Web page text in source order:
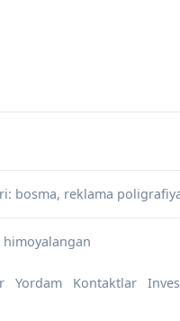
bosma, reklama
Yordam Kontaktlar